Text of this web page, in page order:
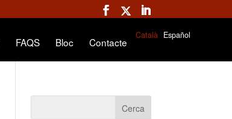
FAQS Bloc Contacte
Català Español